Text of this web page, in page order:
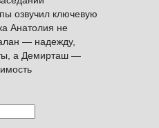
озвучил ключевую
Анатолия не
— надежду,
а Демирташ —